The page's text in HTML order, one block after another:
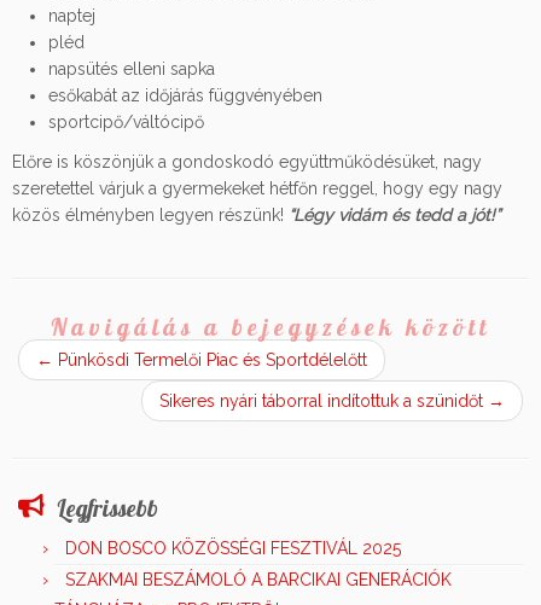
naptej
pléd
napsütés elleni sapka
esőkabát az időjárás függvényében
sportcipő/váltócipő
Előre is köszönjük a gondoskodó együttműködésüket, nagy
szeretettel várjuk a gyermekeket hétfőn reggel, hogy egy nagy
közös élményben legyen részünk! “Légy vidám és tedd a jót!”
Navigálás a bejegyzések között
← Pünkösdi Termelői Piac és Sportdélelőtt
Sikeres nyári táborral indítottuk a szünidőt →
Legfrissebb
DON BOSCO KÖZÖSSÉGI FESZTIVÁL 2025
SZAKMAI BESZÁMOLÓ A BARCIKAI GENERÁCIÓK